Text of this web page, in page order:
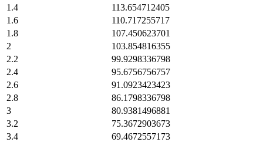
1.4
113.654712405
1.6
110.717255717
1.8
107.450623701
2
103.854816355
2.2
99.9298336798
2.4
95.6756756757
2.6
91.0923423423
2.8
86.1798336798
3
80.9381496881
3.2
75.3672903673
3.4
69.4672557173